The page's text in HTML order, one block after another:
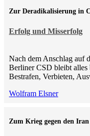
Erfolg und Misserfolg
Zur Deradikalisierung in
Nach dem Anschlag auf
Berliner CSD bleibt alles
Bestrafen, Verbieten,
Wolfram Elsner
Zum Krieg gegen den Iran